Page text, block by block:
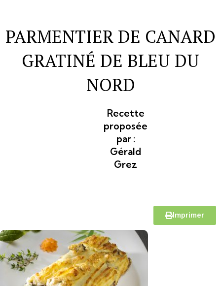
PARMENTIER DE CANARD
GRATINÉ DE BLEU DU
NORD
Recette
proposée
par :
Gérald
Grez
Imprimer